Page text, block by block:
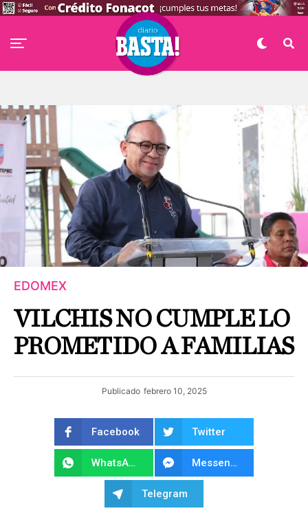
EDOMEX
VILCHIS NO CUMPLE LO
PROMETIDO A FAMILIAS
Publicado febrero 10, 2025
Facebook Twitter
WhatsApp Messenger
Telegram